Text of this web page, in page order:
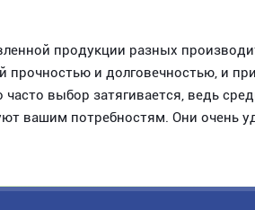
продукции разных
прочностью и долговечностью, и
выбор затягивается, ведь
вашим потребностям. Они очень